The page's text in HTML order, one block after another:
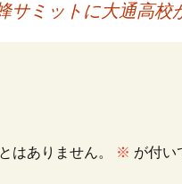
サミットに大通高校
はありません。 ※ が付い